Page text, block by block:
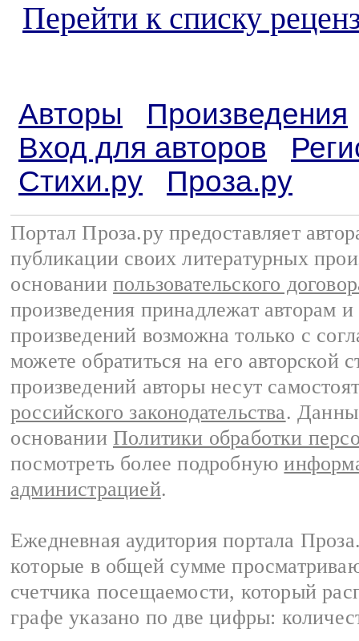
Перейти к списку
Авторы
Произведения
Вход для авторов
Стихи.ру
Проза.ру
Портал Проза.ру предоставляет
публикации своих литературных
основании пользовательского
произведения принадлежат авторам
произведений возможна только с
можете обратиться на его авторской
произведений авторы несут
российского законодательства.
основании Политики обработки
посмотреть более подробную
администрацией.
Ежедневная аудитория портала
которые в общей сумме
счетчика посещаемости, который
графе указано по две цифры: